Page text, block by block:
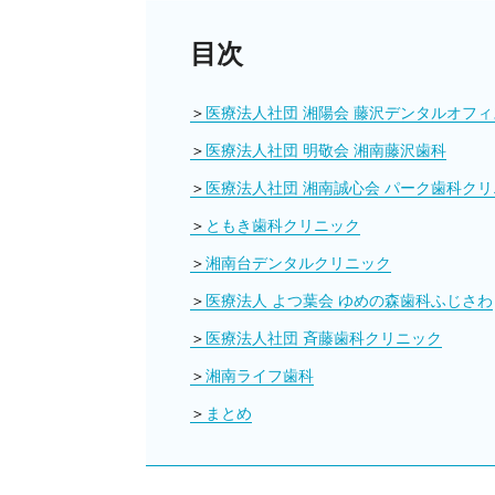
目次
医療法人社団 湘陽会 藤沢デンタルオフィ
医療法人社団 明敬会 湘南藤沢歯科
医療法人社団 湘南誠心会 パーク歯科クリ
ともき歯科クリニック
湘南台デンタルクリニック
医療法人 よつ葉会 ゆめの森歯科ふじさわ
医療法人社団 斉藤歯科クリニック
湘南ライフ歯科
まとめ